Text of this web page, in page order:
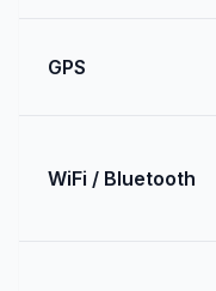
GPS
WiFi / Bluetooth